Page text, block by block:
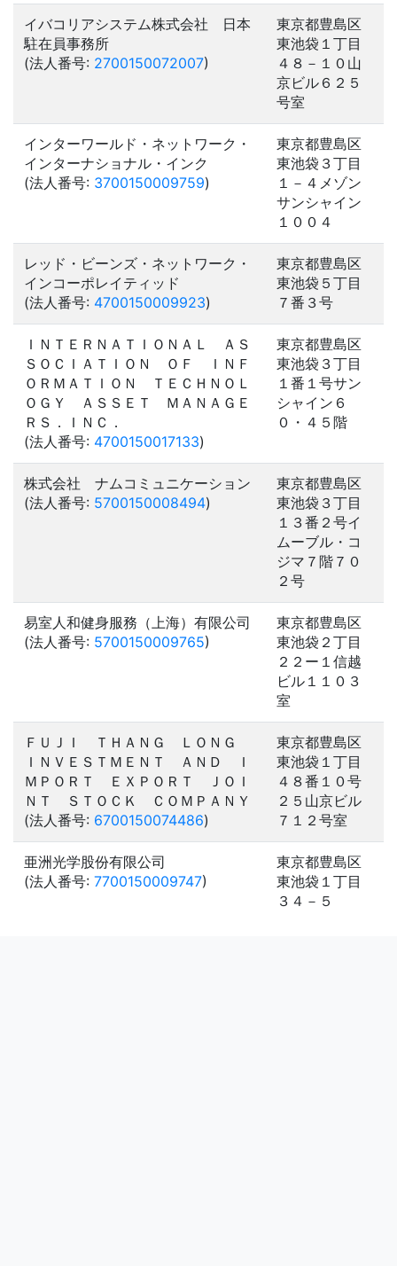
イバコリアシステム株式会社 日本
駐在員事務所
(法人番号: 2700150072007)
東京都豊島区
東池袋１丁目
４８－１０山
京ビル６２５
号室
インターワールド・ネットワーク・
インターナショナル・インク
(法人番号: 3700150009759)
東京都豊島区
東池袋３丁目
１－４メゾン
サンシャイン
１００４
レッド・ビーンズ・ネットワーク・
インコーポレイティッド
(法人番号: 4700150009923)
東京都豊島区
東池袋５丁目
７番３号
ＩＮＴＥＲＮＡＴＩＯＮＡＬ ＡＳ
ＳＯＣＩＡＴＩＯＮ ＯＦ ＩＮＦ
ＯＲＭＡＴＩＯＮ ＴＥＣＨＮＯＬ
ＯＧＹ ＡＳＳＥＴ ＭＡＮＡＧＥ
ＲＳ．ＩＮＣ．
(法人番号: 4700150017133)
東京都豊島区
東池袋３丁目
１番１号サン
シャイン６
０・４５階
株式会社 ナムコミュニケーション
(法人番号: 5700150008494)
東京都豊島区
東池袋３丁目
１３番２号イ
ムーブル・コ
ジマ７階７０
２号
易室人和健身服務（上海）有限公司
(法人番号: 5700150009765)
東京都豊島区
東池袋２丁目
２２ー１信越
ビル１１０３
室
ＦＵＪＩ ＴＨＡＮＧ ＬＯＮＧ
ＩＮＶＥＳＴＭＥＮＴ ＡＮＤ Ｉ
ＭＰＯＲＴ ＥＸＰＯＲＴ ＪＯＩ
ＮＴ ＳＴＯＣＫ ＣＯＭＰＡＮＹ
(法人番号: 6700150074486)
東京都豊島区
東池袋１丁目
４８番１０号
２５山京ビル
７１２号室
亜洲光学股份有限公司
(法人番号: 7700150009747)
東京都豊島区
東池袋１丁目
３４－５